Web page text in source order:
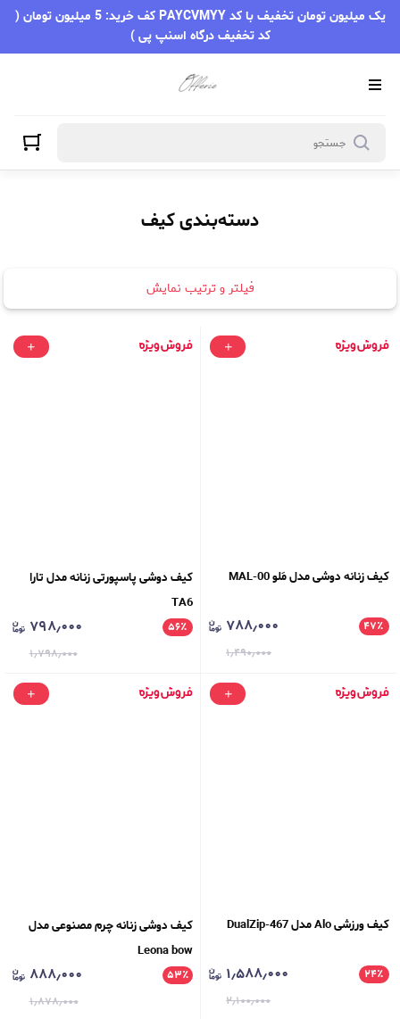
یک میلیون تومان تخفیف با کد PAYCVMYY کف خرید: 5 میلیون تومان (
کد تخفیف درگاه اسنپ پی )
دسته‌بندی کیف
فیلتر و ترتیب نمایش
کیف زنانه دوشی مدل مَلو MAL-00
۴۷٪ ۷۸۸٫۰۰۰
۱٫۴۹۰٫۰۰۰
کیف دوشی پاسپورتی زنانه مدل تارا
TA6
۵۶٪ ۷۹۸٫۰۰۰
۱٫۷۹۸٫۰۰۰
کیف ورزشی Alo مدل DualZip-467
۲۴٪ ۱٫۵۸۸٫۰۰۰
۲٫۱۰۰٫۰۰۰
کیف دوشی زنانه چرم مصنوعی مدل
Leona bow
۵۳٪ ۸۸۸٫۰۰۰
۱٫۸۷۸٫۰۰۰